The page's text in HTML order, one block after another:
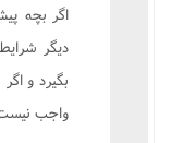
اگر بچه
دیگر
بگیرد و
واجب